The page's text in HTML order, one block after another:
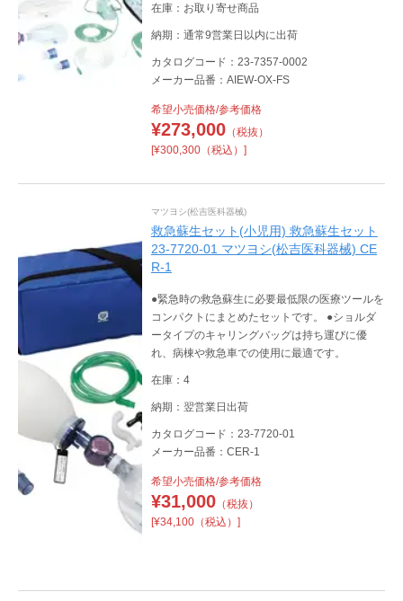
在庫：お取り寄せ商品
納期：通常9営業日以内に出荷
カタログコード：23-7357-0002
メーカー品番：AIEW-OX-FS
希望小売価格/参考価格
¥273,000（税抜）
[¥300,300（税込）]
マツヨシ(松吉医科器械)
救急蘇生セット(小児用) 救急蘇生セット
23-7720-01 マツヨシ(松吉医科器械) CE
R-1
●緊急時の救急蘇生に必要最低限の医療ツールを
コンパクトにまとめたセットです。 ●ショルダ
ータイプのキャリングバッグは持ち運びに優
れ、病棟や救急車での使用に最適です。
在庫：4
納期：翌営業日出荷
カタログコード：23-7720-01
メーカー品番：CER-1
希望小売価格/参考価格
¥31,000（税抜）
[¥34,100（税込）]